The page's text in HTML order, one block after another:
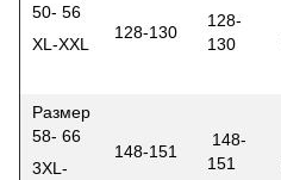
50- 56
XL-XXL
128-130
128-
130
Размер
58- 66
3XL-
148-151
148-
151